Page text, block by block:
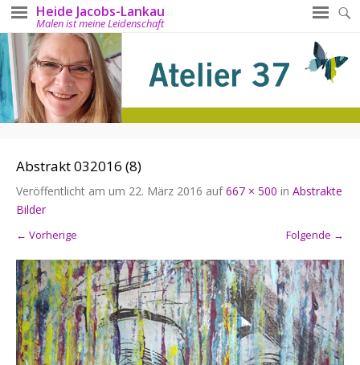
Heide Jacobs-Lankau
Malen ist meine Leidenschaft
Abstrakt 032016 (8)
Veröffentlicht am um 22. März 2016 auf667 × 500 in Abstrakte
Bilder
← Vorherige Folgende →